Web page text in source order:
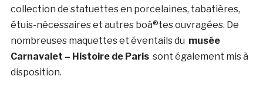
collection de statuettes en porcelaines, tabatières,
étuis-nécessaires et autres boà®tes ouvragées. De
nombreuses maquettes et éventails du musée
Carnavalet – Histoire de Parissont également mis à
disposition.